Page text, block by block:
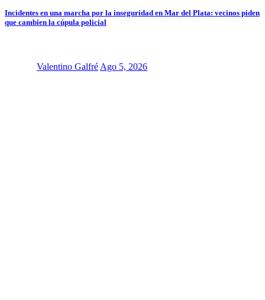
Incidentes en una marcha por la inseguridad en Mar del Plata: vecinos piden
que cambien la cúpula policial
Valentino Galfré Ago 5, 2026